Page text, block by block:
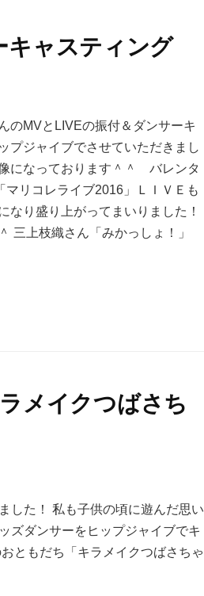
キャスティング
のMVとLIVEの振付＆ダンサーキ
プジャイブでさせていただきまし
になっております＾＾ バレンタ
マリコレライブ2016」ＬＩＶＥも
なり盛り上がってまいりました！
三上枝織さん「みかっしょ！」
メイクつばさち
した！ 私も子供の頃に遊んだ思い
ズダンサーをヒップジャイブでキ
ともだち「キラメイクつばさちゃ